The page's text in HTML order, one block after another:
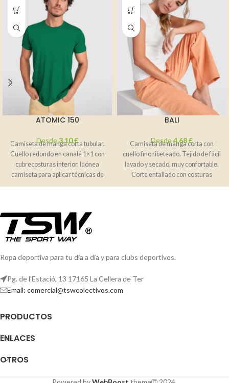
ATOMIC 150
Desde3,10€
Camiseta de manga corta tubular.
Cuello redondo en canalé 1×1 con
cubrecosturas interior. Idónea
camiseta para aplicar técnicas de
impresión.
BALI
Desde4,68€
Camiseta de manga corta con
cuello fino ribeteado. Tejido de fácil
lavado y secado, muy confortable.
Corte entallado con costuras
Ropa deportiva para tu día a día y para clubs deportivos.
Pg. de l'Estació, 13 17165 La Cellera de Ter
Email: comercial@tswcolectivos.com
PRODUCTOS
ENLACES
OTROS